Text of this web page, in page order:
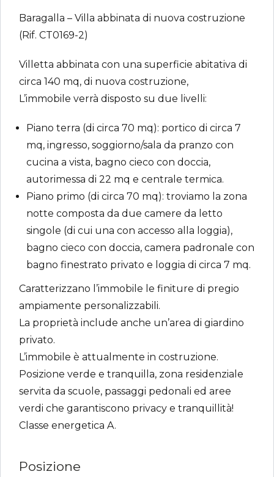
Baragalla – Villa abbinata di nuova costruzione
(Rif. CT0169-2)
Villetta abbinata con una superficie abitativa di
circa 140 mq, di nuova costruzione,
L’immobile verrà disposto su due livelli:
Piano terra (di circa 70 mq): portico di circa 7
mq, ingresso, soggiorno/sala da pranzo con
cucina a vista, bagno cieco con doccia,
autorimessa di 22 mq e centrale termica.
Piano primo (di circa 70 mq): troviamo la zona
notte composta da due camere da letto
singole (di cui una con accesso alla loggia),
bagno cieco con doccia, camera padronale con
bagno finestrato privato e loggia di circa 7 mq.
Caratterizzano l’immobile le finiture di pregio
ampiamente personalizzabili.
La proprietà include anche un’area di giardino
privato.
L’immobile è attualmente in costruzione.
Posizione verde e tranquilla, zona residenziale
servita da scuole, passaggi pedonali ed aree
verdi che garantiscono privacy e tranquillità!
Classe energetica A.
Posizione